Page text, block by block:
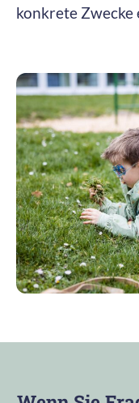
konkrete Zwecke